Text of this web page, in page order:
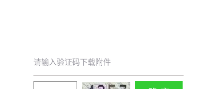
请输入验证码下载附件